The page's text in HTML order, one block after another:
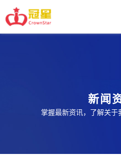
新闻
掌握最新资讯，了解关于